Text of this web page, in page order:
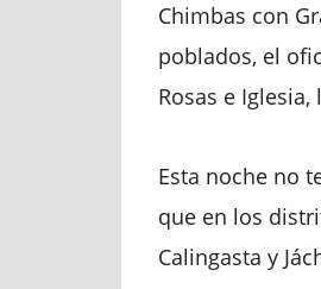
Chimbas con
poblados, el
Rosas e
Esta noche no
que en los
Calingasta y